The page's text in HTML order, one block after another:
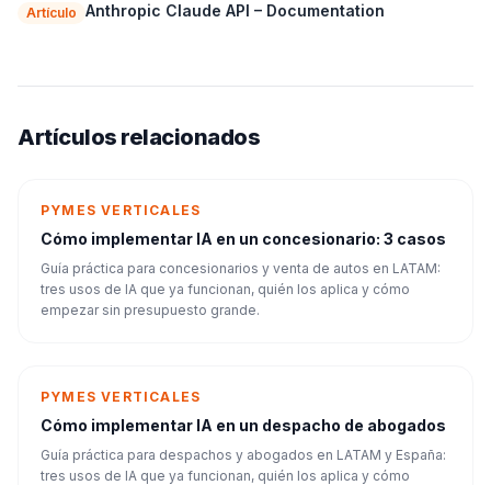
Artículo Anthropic Claude API – Documentation
Artículos relacionados
PYMES VERTICALES
Cómo implementar IA en un concesionario: 3 casos
Guía práctica para concesionarios y venta de autos en LATAM:
tres usos de IA que ya funcionan, quién los aplica y cómo
empezar sin presupuesto grande.
PYMES VERTICALES
Cómo implementar IA en un despacho de abogados
Guía práctica para despachos y abogados en LATAM y España:
tres usos de IA que ya funcionan, quién los aplica y cómo